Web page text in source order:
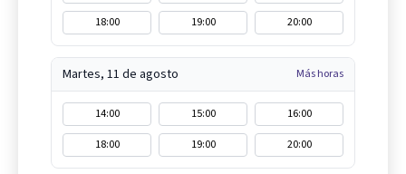
18:00
19:00 20:00
Martes, 11 de agosto Más horas
14:00 15:00
16:00
18:00
19:00 20:00